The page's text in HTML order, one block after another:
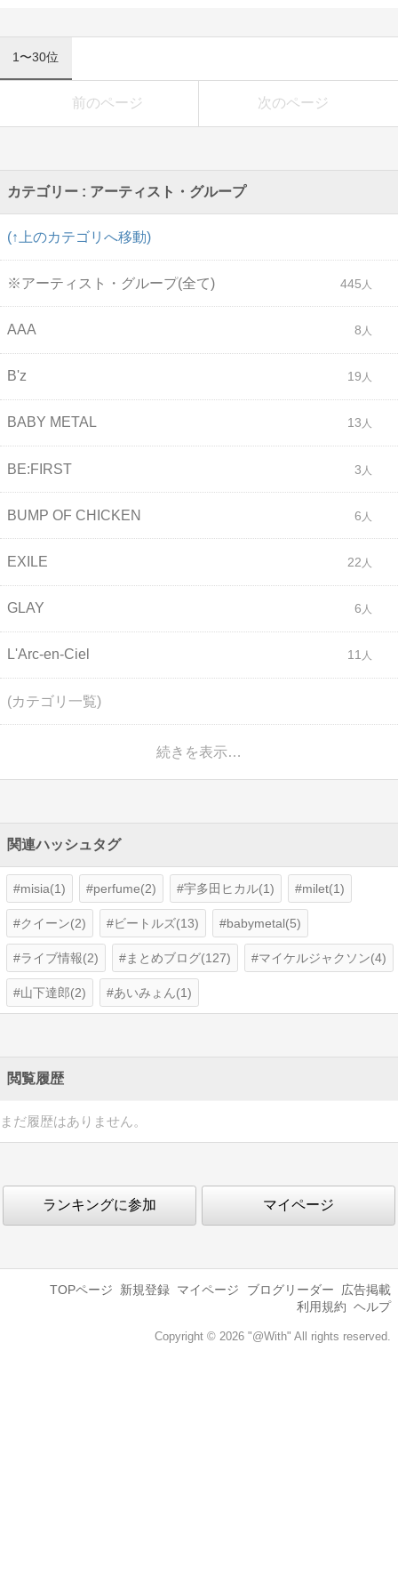
1〜30位
前のページ 次のページ
カテゴリー : アーティスト・グループ
(↑上のカテゴリへ移動)
※アーティスト・グループ(全て) 445
AAA 8
B'z 19
BABY METAL 13
BE:FIRST 3
BUMP OF CHICKEN 6
EXILE 22
GLAY 6
L'Arc-en-Ciel 11
(カテゴリ一覧)
続きを表示…
関連ハッシュタグ
misia(1) perfume(2) 宇多田ヒカル(1) milet(1)
クイーン(2) ビートルズ(13) babymetal(5)
ライブ情報(2) まとめブログ(127) マイケルジャクソン(4)
山下達郎(2) あいみょん(1)
閲覧履歴
まだ履歴はありません。
ランキングに参加 マイページ
TOPページ 新規登録 マイページ ブログリーダー
広告掲載
利用規約 ヘルプ
Copyright © 2026 "@With" All rights reserved.